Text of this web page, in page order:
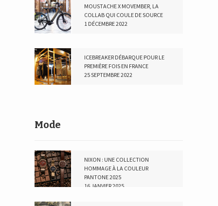
MOUSTACHE X MOVEMBER, LA
COLLAB QUI COULE DE SOURCE
1 DÉCEMBRE 2022
ICEBREAKER DÉBARQUE POUR LE
PREMIÈRE FOIS EN FRANCE
25 SEPTEMBRE 2022
Mode
NIXON : UNE COLLECTION
HOMMAGE À LA COULEUR
PANTONE 2025
16 JANVIER 2025